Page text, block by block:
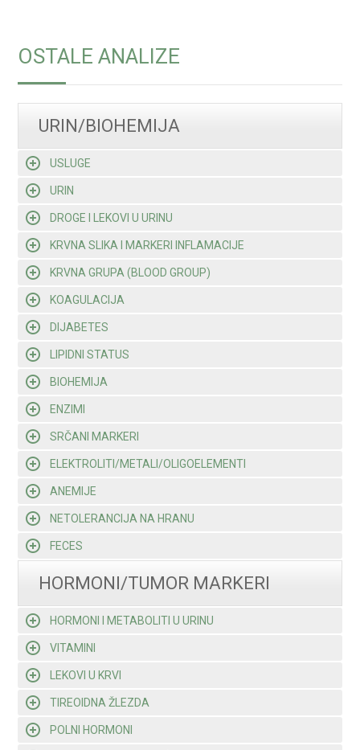
OSTALE ANALIZE
URIN/BIOHEMIJA
USLUGE
URIN
DROGE I LEKOVI U URINU
KRVNA SLIKA I MARKERI INFLAMACIJE
KRVNA GRUPA (BLOOD GROUP)
KOAGULACIJA
DIJABETES
LIPIDNI STATUS
BIOHEMIJA
ENZIMI
SRČANI MARKERI
ELEKTROLITI/METALI/OLIGOELEMENTI
ANEMIJE
NETOLERANCIJA NA HRANU
FECES
HORMONI/TUMOR MARKERI
HORMONI I METABOLITI U URINU
VITAMINI
LEKOVI U KRVI
TIREOIDNA ŽLEZDA
POLNI HORMONI